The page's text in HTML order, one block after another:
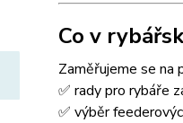
Co v
Zaměřujeme se na
✅ rady pro rybáře
✅ výběr